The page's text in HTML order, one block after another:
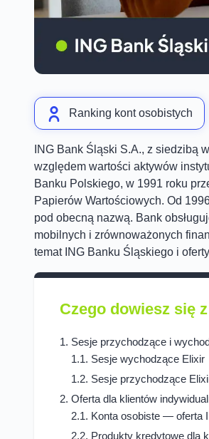
Ranking kont osobistych
ING Bank Śląski S.A., z siedzibą
względem wartości aktywów
Banku Polskiego, w 1991 roku
Papierów Wartościowych. Od
pod obecną nazwą. Bank
mobilnych i zrównoważonych
temat ING Banku Śląskiego i
Czego dowiesz się
Sesje przychodzące i
Sesje wychodzące Elixir
Sesje przychodzące
Oferta dla klientów
Konta osobiste — oferta
Produkty kredytowe dla